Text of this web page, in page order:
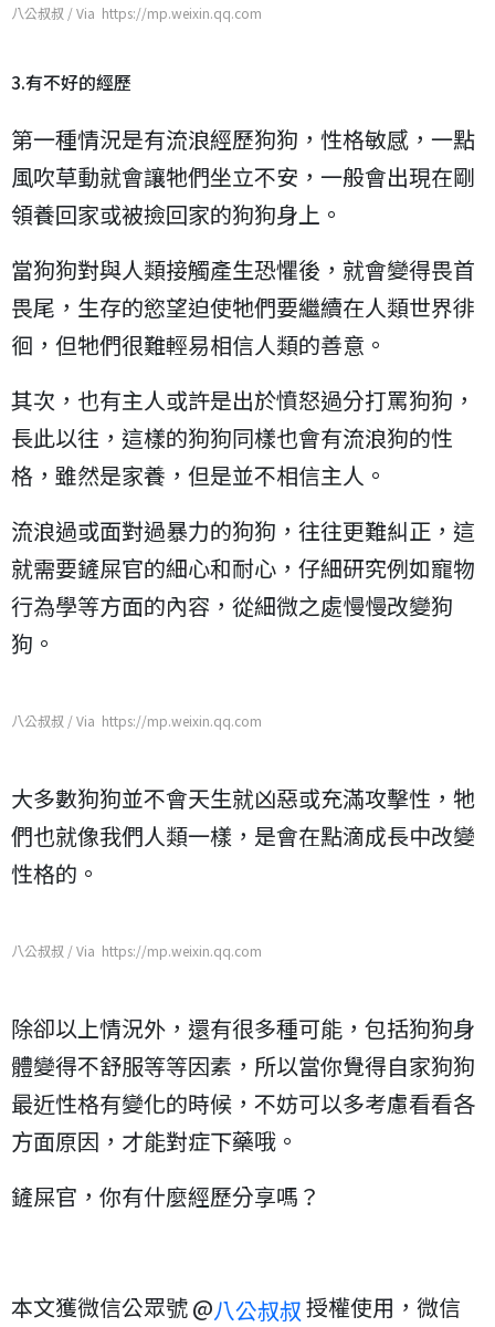
八公叔叔 / Via https://mp.weixin.qq.com
3.有不好的經歷
第一種情況是有流浪經歷狗狗，性格敏感，一點
風吹草動就會讓牠們坐立不安，一般會出現在剛
領養回家或被撿回家的狗狗身上。
當狗狗對與人類接觸產生恐懼後，就會變得畏首
畏尾，生存的慾望迫使牠們要繼續在人類世界徘
徊，但牠們很難輕易相信人類的善意。
其次，也有主人或許是出於憤怒過分打罵狗狗，
長此以往，這樣的狗狗同樣也會有流浪狗的性
格，雖然是家養，但是並不相信主人。
流浪過或面對過暴力的狗狗，往往更難糾正，這
就需要鏟屎官的細心和耐心，仔細研究例如寵物
行為學等方面的內容，從細微之處慢慢改變狗
狗。
八公叔叔 / Via https://mp.weixin.qq.com
大多數狗狗並不會天生就凶惡或充滿攻擊性，牠
們也就像我們人類一樣，是會在點滴成長中改變
性格的。
八公叔叔 / Via https://mp.weixin.qq.com
除卻以上情況外，還有很多種可能，包括狗狗身
體變得不舒服等等因素，所以當你覺得自家狗狗
最近性格有變化的時候，不妨可以多考慮看看各
方面原因，才能對症下藥哦。
鏟屎官，你有什麼經歷分享嗎？
本文獲微信公眾號 @八公叔叔授權使用，微信